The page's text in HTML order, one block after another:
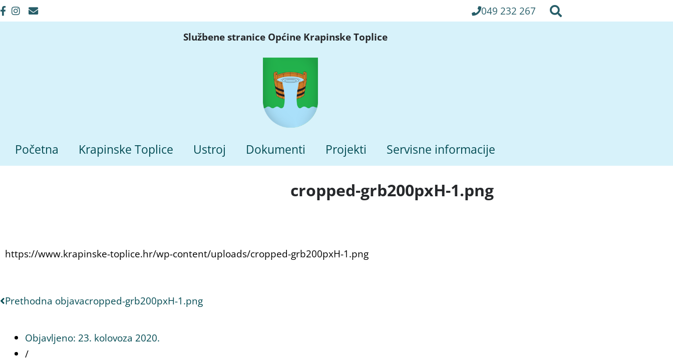
049 232 267
Službene stranice Općine Krapinske Toplice
Početna Krapinske Toplice Ustroj Dokumenti Projekti Servisne informacije
cropped-grb200pxH-1.png
https://www.krapinske-toplice.hr/wp-content/uploads/cropped-grb200pxH-1.png
Prethodna objavacropped-grb200pxH-1.png
Objavljeno: 23. kolovoza 2020.
/